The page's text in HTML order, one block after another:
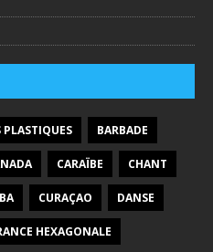
PLASTIQUES BARBADE
CARAÏBE CHANT
CURAÇAO DANSE
HEXAGONALE